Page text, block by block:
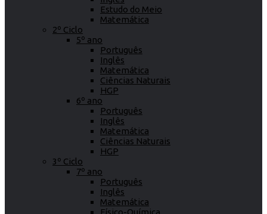
Estudo do Meio
Matemática
2º Ciclo
5º ano
Português
Inglês
Matemática
Ciências Naturais
HGP
6º ano
Português
Inglês
Matemática
Ciências Naturais
HGP
3º Ciclo
7º ano
Português
Inglês
Matemática